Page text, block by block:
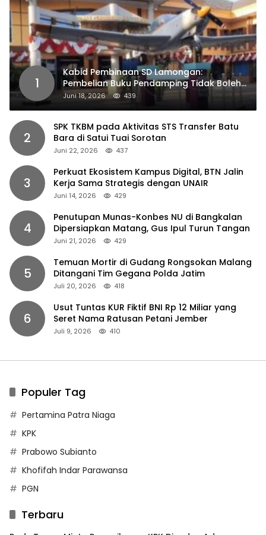
1
Kabid Pembinaan SD Lamongan:
Pembelian Buku Pendamping Tidak Boleh
Dipaksakan
Juni 18, 2026 439
2
SPK TKBM pada Aktivitas STS Transfer Batu
Bara di Satui Tuai Sorotan
Juni 22, 2026 437
3
Perkuat Ekosistem Kampus Digital, BTN Jalin
Kerja Sama Strategis dengan UNAIR
Juni 14, 2026 429
4
Penutupan Munas-Konbes NU di Bangkalan
Dipersiapkan Matang, Gus Ipul Turun Tangan
Juni 21, 2026 429
5
Temuan Mortir di Gudang Rongsokan Malang
Ditangani Tim Gegana Polda Jatim
Juli 20, 2026 418
6
Usut Tuntas KUR Fiktif BNI Rp 12 Miliar yang
Seret Nama Ratusan Petani Jember
Juli 9, 2026 410
Populer Tag
Pertamina Patra Niaga
KPK
Prabowo Subianto
Khofifah Indar Parawansa
PGN
Terbaru